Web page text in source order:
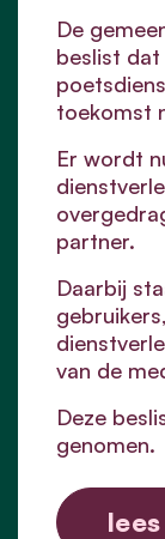
De
beslist
toekomst
Er wordt
partner.
Daarbij
van de
Deze
genomen.